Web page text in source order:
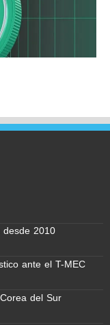
2010
ante el T-MEC
del Sur